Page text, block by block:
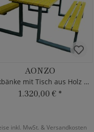
AONZO
Parkbänke mit Tisch aus Holz & Metall
1.320,00 € *
inkl. MwSt. & Versandkosten